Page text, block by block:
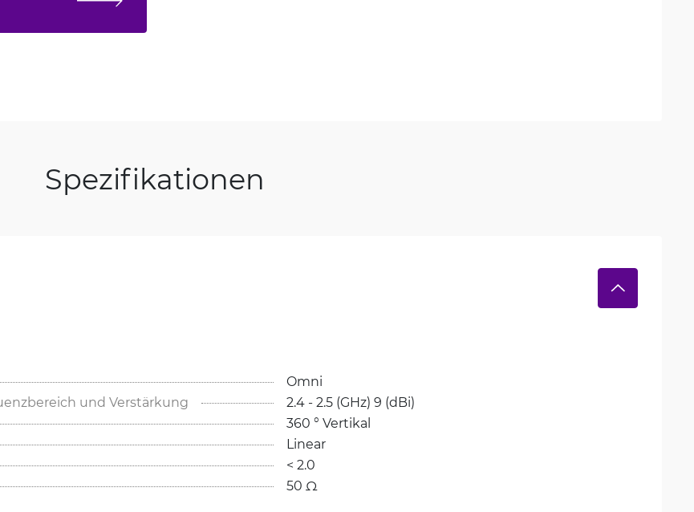
Spezifikationen
Omni
und Verstärkung
2.4 - 2.5 (GHz) 9 (dBi)
360 ° Vertikal
Linear
< 2.0
50 Ω